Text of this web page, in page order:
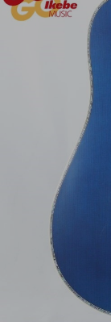
ドラム
キーボード
管楽器
DJ機器